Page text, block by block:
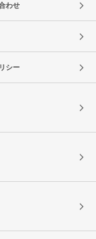
わせ
シー